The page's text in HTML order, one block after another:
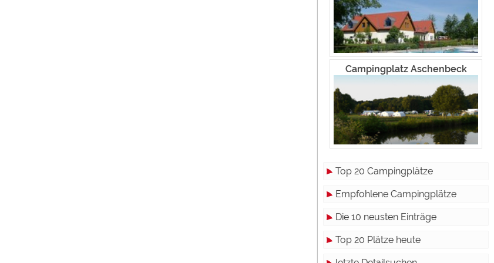
Campingplatz Aschenbeck
Top 20 Campingplätze
Empfohlene Campingplätze
Die 10 neusten Einträge
Top 20 Plätze heute